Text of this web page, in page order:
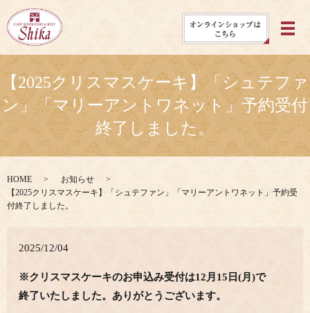
メ
【2025クリスマスケーキ】「シュテファ
ン」「マリーアントワネット」予約受付
終了しました。
HOME
お知らせ
【2025クリスマスケーキ】「シュテファン」「マリーアントワネット」予約受
付終了しました。
2025/12/04
※クリスマスケーキのお申込み受付は12月15日(月)で
終了いたしました。ありがとうございます。